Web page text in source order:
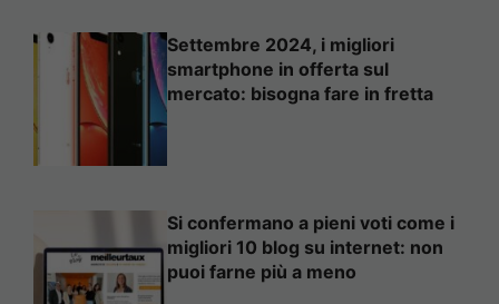
Settembre 2024, i migliori
smartphone in offerta sul
mercato: bisogna fare in fretta
Si confermano a pieni voti come i
migliori 10 blog su internet: non
puoi farne più a meno